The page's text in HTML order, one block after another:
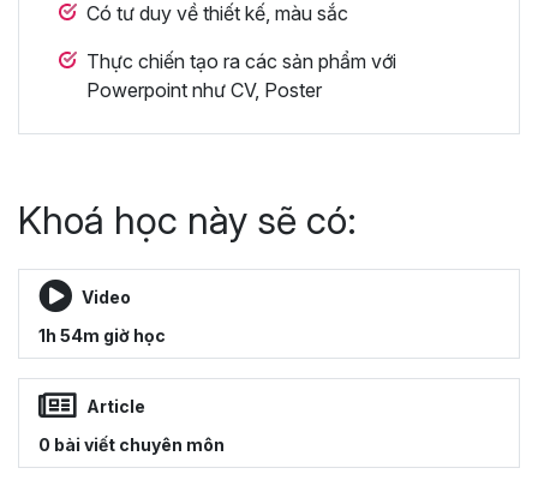
Có tư duy về thiết kế, màu sắc
Thực chiến tạo ra các sản phẩm với
Powerpoint như CV, Poster
Khoá học này sẽ có:
Video
1h 54m giờ học
Article
0 bài viết chuyên môn